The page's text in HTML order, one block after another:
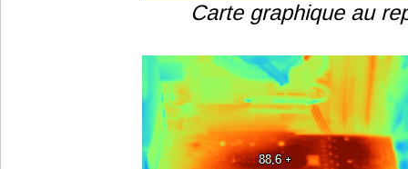
Carte graphique au